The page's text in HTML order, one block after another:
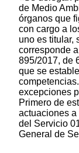
de Medio
órganos que
con cargo a
uno es titular,
corresponde
895/2017, de
que se
excepciones
Primero de
actuaciones
del Servicio
General de